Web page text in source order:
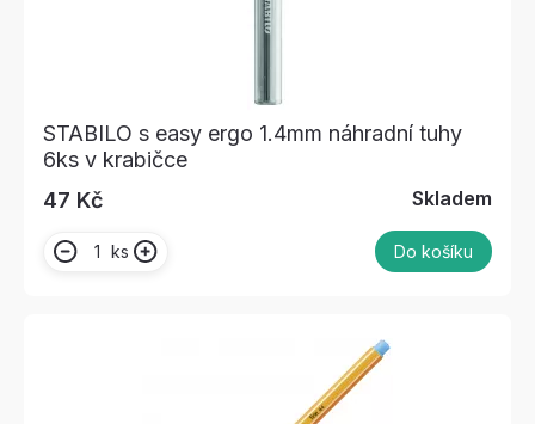
STABILO s easy ergo 1.4mm náhradní tuhy
6ks v krabičce
47 Kč
Skladem
ks Do košíku